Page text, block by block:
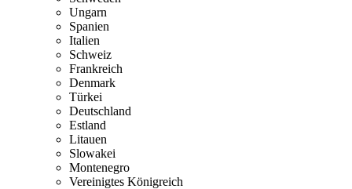
Ungarn
Spanien
Italien
Schweiz
Frankreich
Denmark
Türkei
Deutschland
Estland
Litauen
Slowakei
Montenegro
Vereinigtes Königreich